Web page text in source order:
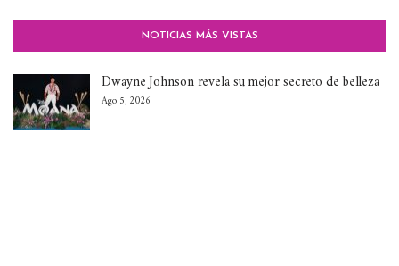
NOTICIAS MÁS VISTAS
Dwayne Johnson revela su mejor secreto de belleza
Ago 5, 2026